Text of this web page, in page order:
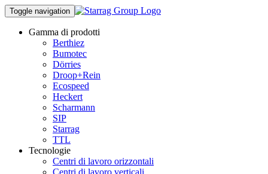
Toggle navigation
Gamma di prodotti
Berthiez
Bumotec
Dörries
Droop+Rein
Ecospeed
Heckert
Scharmann
SIP
Starrag
TTL
Tecnologie
Centri di lavoro orizzontali
Centri di lavoro verticali